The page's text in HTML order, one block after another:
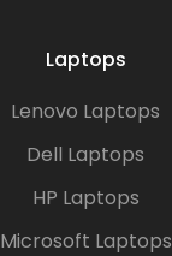
Laptops
Lenovo Laptops
Dell Laptops
HP Laptops
Microsoft Laptops